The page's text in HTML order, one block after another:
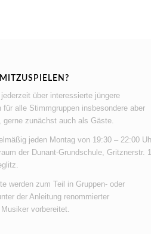
MITZUSPIELEN?
über interessierte jüngere
für alle Stimmgruppen insbesondere aber
gerne zunächst auch als Gäste.
jeden Montag von 19:30 – 22:00
der Dunant-Grundschule, Gritznerstr.
werden zum Teil in Gruppen- oder
der Anleitung renommierter
vorbereitet.